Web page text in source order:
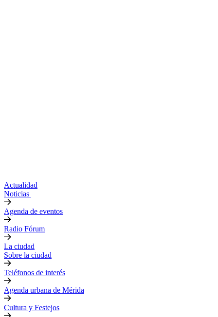
Actualidad
Noticias
Agenda de eventos
Radio Fórum
La ciudad
Sobre la ciudad
Teléfonos de interés
Agenda urbana de Mérida
Cultura y Festejos